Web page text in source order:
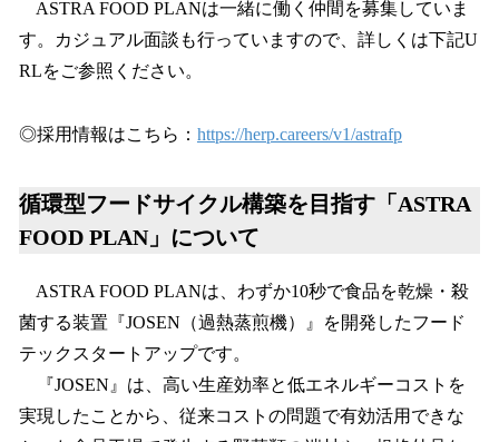
ASTRA FOOD PLANは一緒に働く仲間を募集していま
す。カジュアル面談も行っていますので、詳しくは下記U
RLをご参照ください。
◎採用情報はこちら： https://herp.careers/v1/astrafp
循環型フードサイクル構築を目指す「ASTRA
FOOD PLAN」について
ASTRA FOOD PLANは、わずか10秒で食品を乾燥・殺
菌する装置『JOSEN（過熱蒸煎機）』を開発したフード
テックスタートアップです。
『JOSEN』は、高い生産効率と低エネルギーコストを
実現したことから、従来コストの問題で有効活用できな